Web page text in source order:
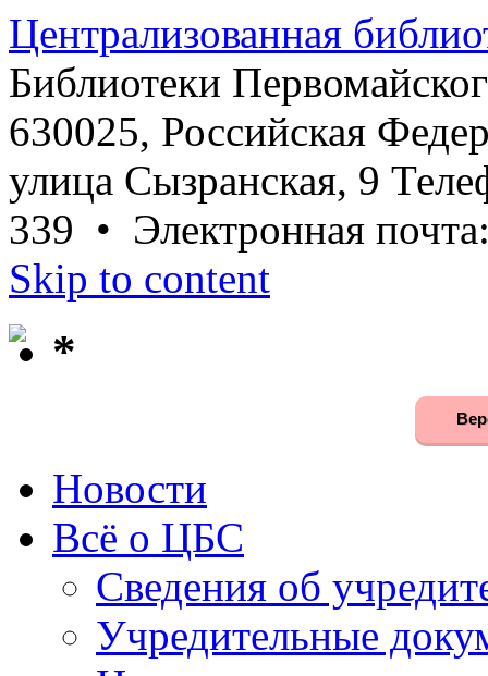
Централизованная
Библиотеки
630025, Российская
улица Сызранская, 9
339 • Электронная
Skip to content
*
Новости
Всё о ЦБС
Сведения об
Учредительные